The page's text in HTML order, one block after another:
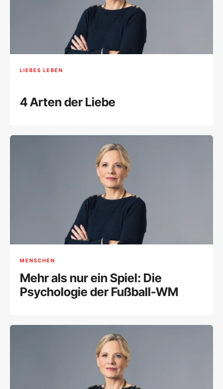
LIEBES LEBEN
4 Arten der Liebe
MENSCHEN
Mehr als nur ein Spiel: Die
Psychologie der Fußball-WM